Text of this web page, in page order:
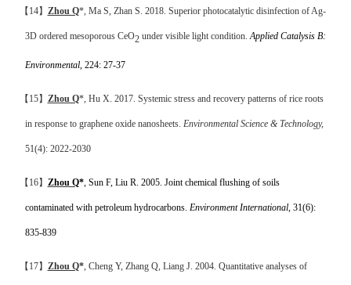
【 14】 Zhou Q*, Ma S, Zhan S. 2018. Superior photocatalytic disinfection of Ag-
3D ordered mesoporous CeO2 under visible light condition.Applied Catalysis B:
Environmental, 224: 27-37
【 15】 Zhou Q*, Hu X. 2017. Systemic stress and recovery patterns of rice roots
in response to graphene oxide nanosheets. Environmental Science & Technology,
51(4): 2022-2030
【 16】 Zhou Q*, Sun F, Liu R. 2005. Joint chemical flushing of soils
contaminated with petroleum hydrocarbons. Environment International, 31(6):
835-839
【 17】 Zhou Q*, Cheng Y, Zhang Q, Liang J. 2004. Quantitative analyses of